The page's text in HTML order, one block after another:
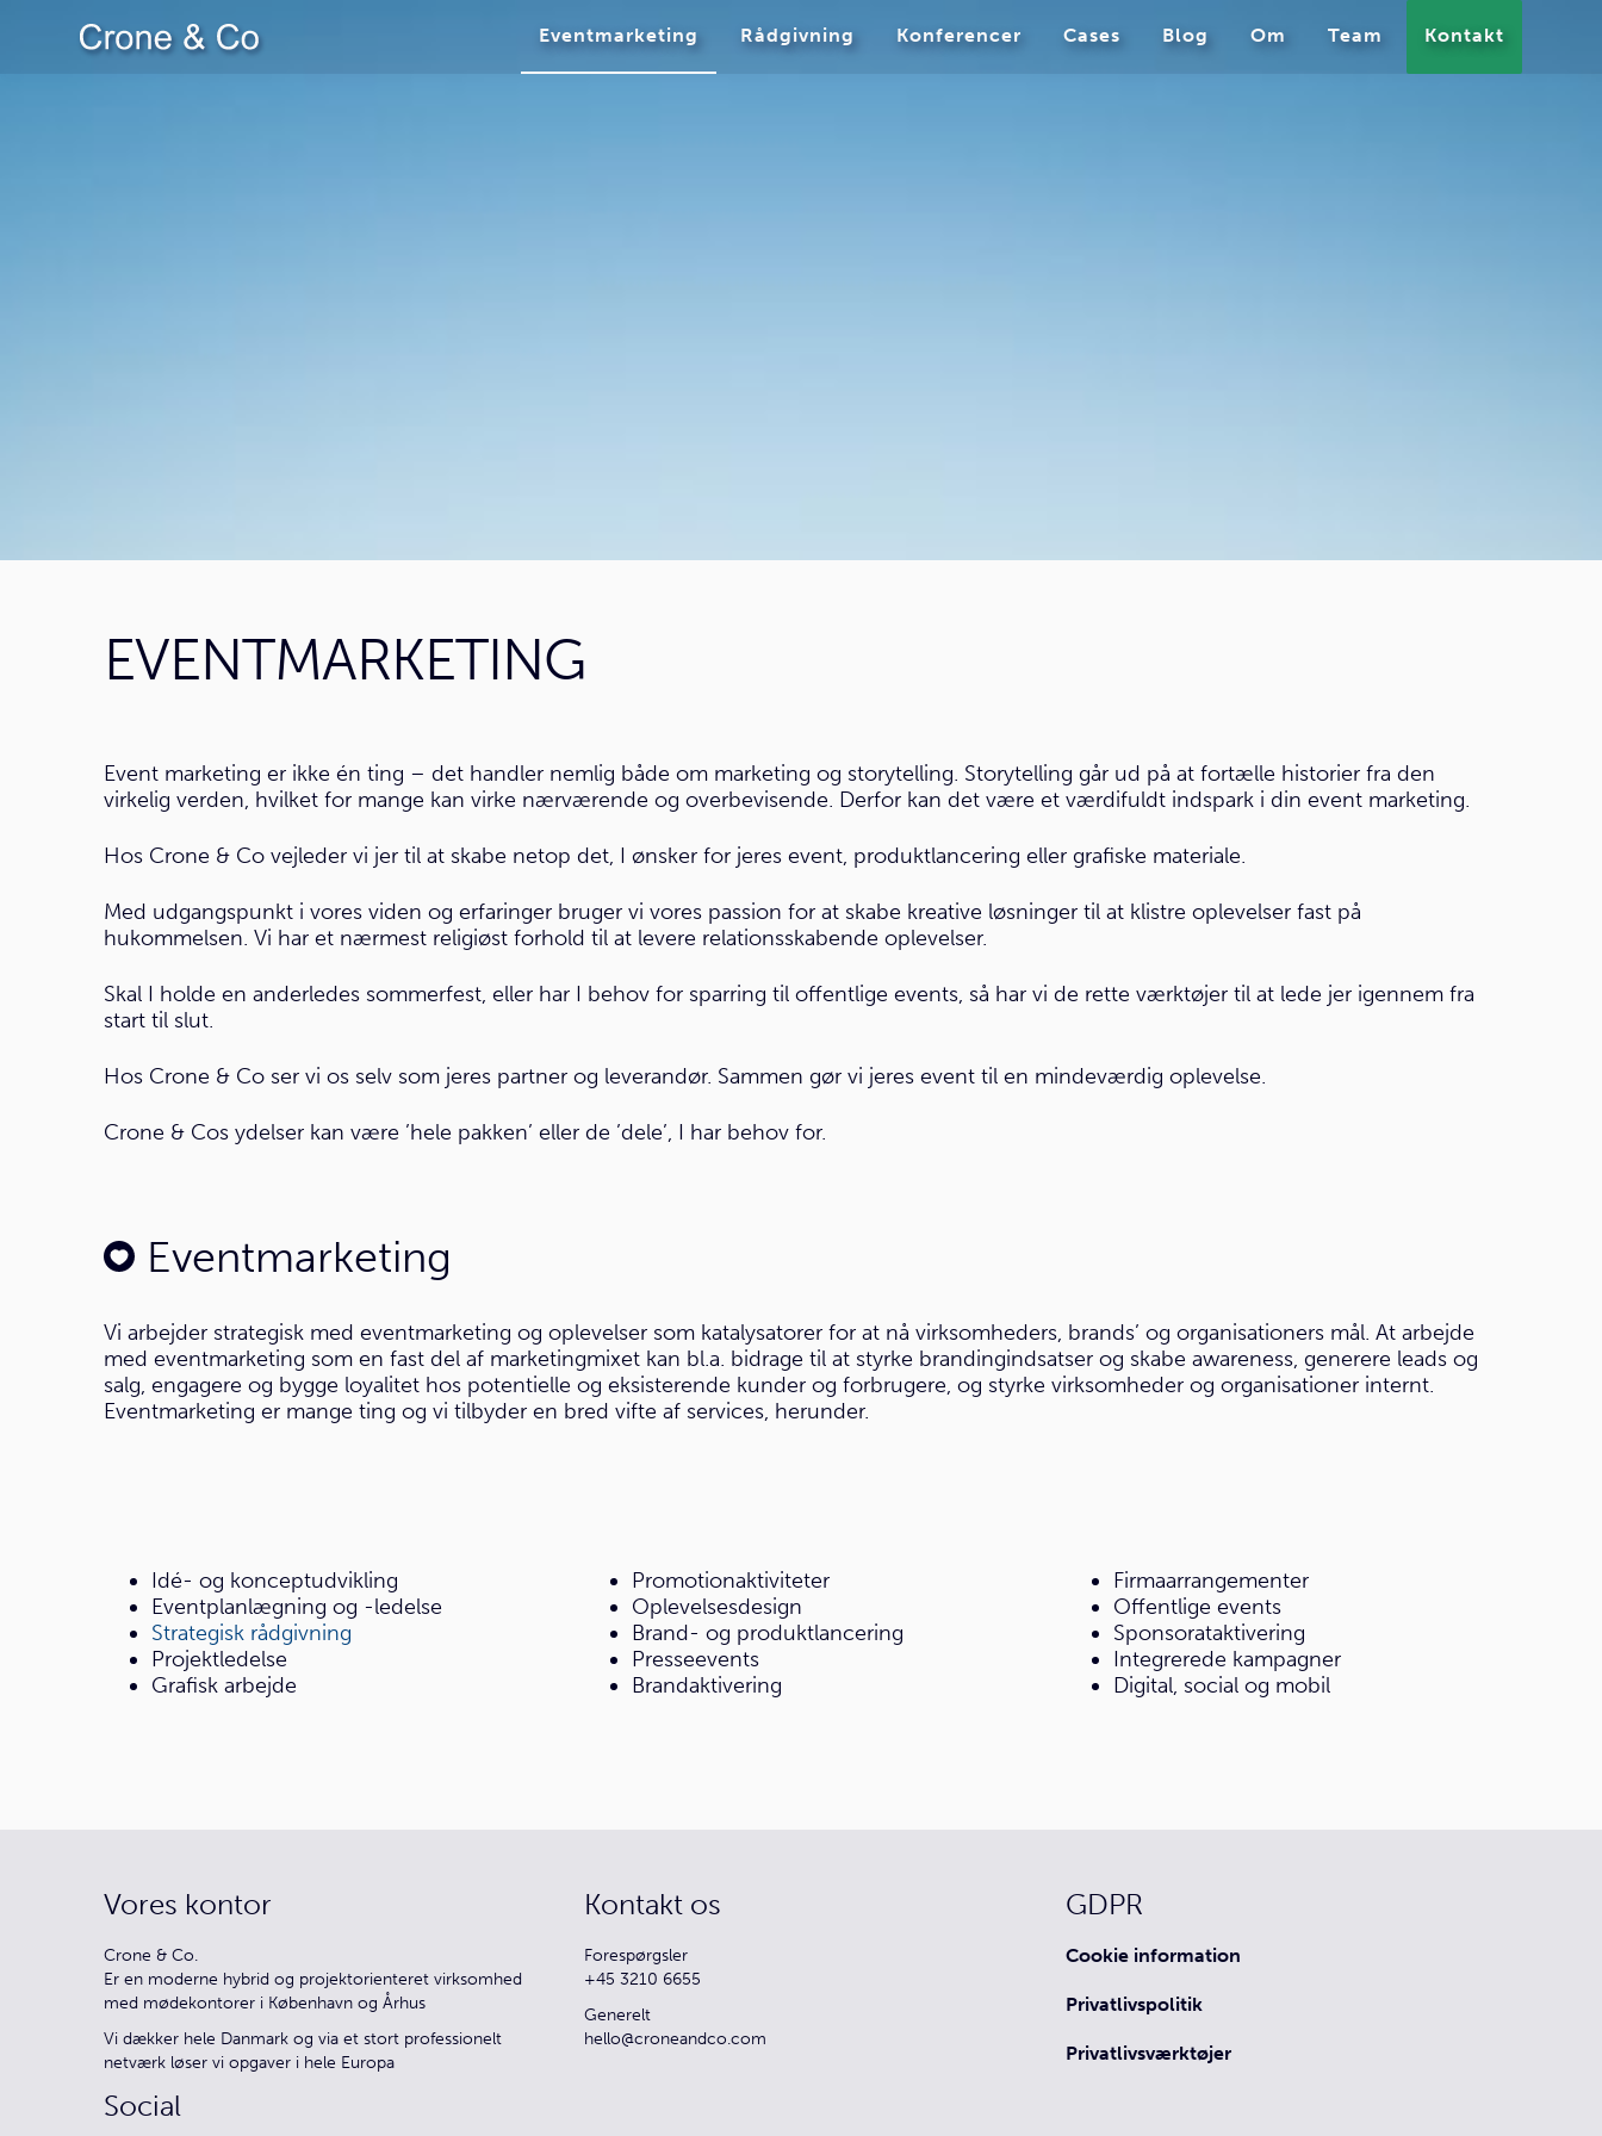
Eventmarketing Rådgivning Konferencer Cases Blog Om Team Kontakt
EVENTMARKETING
Event marketing er ikke én ting – det handler nemlig både om marketing og storytelling. Storytelling går ud på at fortælle historier fra den
virkelig verden, hvilket for mange kan virke nærværende og overbevisende. Derfor kan det være et værdifuldt indspark i din event marketing.
Hos Crone & Co vejleder vi jer til at skabe netop det, I ønsker for jeres event, produktlancering eller grafiske materiale.
Med udgangspunkt i vores viden og erfaringer bruger vi vores passion for at skabe kreative løsninger til at klistre oplevelser fast på
hukommelsen. Vi har et nærmest religiøst forhold til at levere relationsskabende oplevelser.
Skal I holde en anderledes sommerfest, eller har I behov for sparring til offentlige events, så har vi de rette værktøjer til at lede jer igennem fra
start til slut.
Hos Crone & Co ser vi os selv som jeres partner og leverandør. Sammen gør vi jeres event til en mindeværdig oplevelse.
Crone & Cos ydelser kan være ’hele pakken’ eller de ’dele’, I har behov for.
Eventmarketing
Vi arbejder strategisk med eventmarketing og oplevelser som katalysatorer for at nå virksomheders, brands’ og organisationers mål. At arbejde
med eventmarketing som en fast del af marketingmixet kan bl.a. bidrage til at styrke brandingindsatser og skabe awareness, generere leads og
salg, engagere og bygge loyalitet hos potentielle og eksisterende kunder og forbrugere, og styrke virksomheder og organisationer internt.
Eventmarketing er mange ting og vi tilbyder en bred vifte af services, herunder.
Idé- og konceptudvikling
Eventplanlægning og -ledelse
Strategisk rådgivning
Projektledelse
Grafisk arbejde
Promotionaktiviteter
Oplevelsesdesign
Brand- og produktlancering
Presseevents
Brandaktivering
Firmaarrangementer
Offentlige events
Sponsorataktivering
Integrerede kampagner
Digital, social og mobil
Vores kontor
Crone & Co.
Er en moderne hybrid og projektorienteret virksomhed
med mødekontorer i København og Århus
Vi dækker hele Danmark og via et stort professionelt
netværk løser vi opgaver i hele Europa
Kontakt os
Forespørgsler
+45 3210 6655
Generelt
hello@croneandco.com
GDPR
Cookie information
Privatlivspolitik
Privatlivsværktøjer
Social